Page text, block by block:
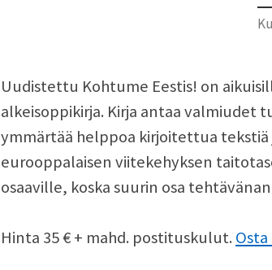
Uudistettu Kohtume Eestis! on
alkeisoppikirja. Kirja antaa valmiudet
ymmärtää helppoa kirjoitettua
eurooppalaisen viitekehyksen
osaaville, koska suurin osa
Hinta 35 € + mahd. postituskulut.